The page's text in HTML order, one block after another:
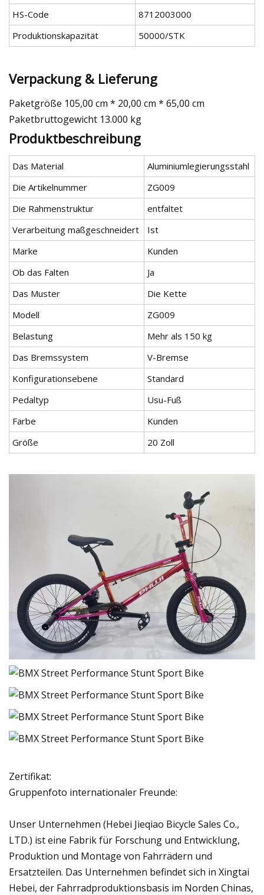
HS-Code
8712003000
Produktionskapazität
50000/STK
Verpackung & Lieferung
Paketgröße 105,00 cm * 20,00 cm * 65,00 cm
Paketbruttogewicht 13.000 kg
Produktbeschreibung
Das Material
Aluminiumlegierungsstahl
Die Artikelnummer
ZG009
Die Rahmenstruktur
entfaltet
Verarbeitung maßgeschneidert
Ist
Marke
Kunden
Ob das Falten
Ja
Das Muster
Die Kette
Modell
ZG009
Belastung
Mehr als 150 kg
Das Bremssystem
V-Bremse
Konfigurationsebene
Standard
Pedaltyp
Usu-Fuß
Farbe
Kunden
Größe
20 Zoll
Zertifikat:
Gruppenfoto internationaler Freunde:
Unser Unternehmen (Hebei Jieqiao Bicycle Sales Co.,
LTD.) ist eine Fabrik für Forschung und Entwicklung,
Produktion und Montage von Fahrrädern und
Ersatzteilen. Das Unternehmen befindet sich in Xingtai
Hebei, der Fahrradproduktionsbasis im Norden Chinas,